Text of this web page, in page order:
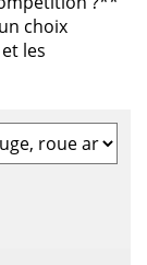
choix
les
pneu